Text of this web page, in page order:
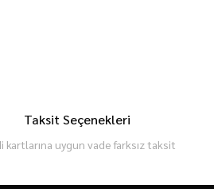
Taksit Seçenekleri
kartlarına uygun vade farksız taksit